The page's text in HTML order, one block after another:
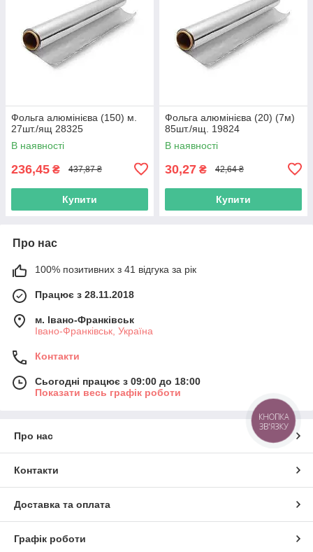
Фольга алюмінієва (150) м.
27шт./ящ 28325
В наявності
236,45 ₴ 437,87 ₴
Купити
Фольга алюмінієва (20) (7м)
85шт./ящ. 19824
В наявності
30,27 ₴ 42,64 ₴
Купити
Про нас
100% позитивних з 41 відгука за рік
Працює з 28.11.2018
м. Івано-Франківськ
Івано-Франківськ, Україна
Контакти
Сьогодні працює з 09:00 до 18:00
Показати весь графік роботи
Про нас
Контакти
Доставка та оплата
Графік роботи
КНОПКА
ЗВ'ЯЗКУ